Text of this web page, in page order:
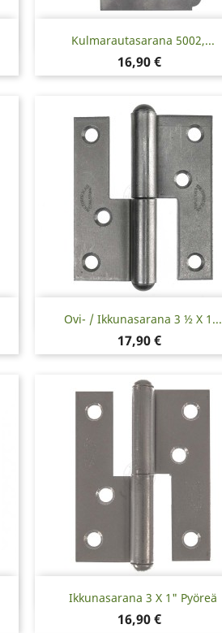
Kulmarautasarana 5002,...
Hinta
16,90 €
Pikakatselu
Ovi- / Ikkunasarana 3 ½ X 1...
Hinta
17,90 €
Pikakatselu
Ikkunasarana 3 X 1" Pyöreä
Hinta
16,90 €
Pikakatselu